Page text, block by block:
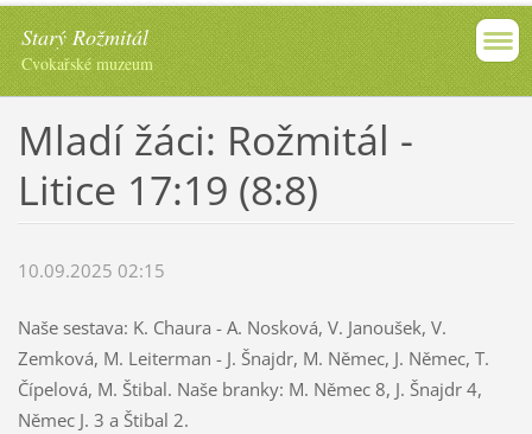
Starý Rožmitál
Cvokařské muzeum
Mladí žáci: Rožmitál -
Litice 17:19 (8:8)
10.09.2025 02:15
Naše sestava: K. Chaura - A. Nosková, V. Janoušek, V.
Zemková, M. Leiterman - J. Šnajdr, M. Němec, J. Němec, T.
Čípelová, M. Štibal. Naše branky: M. Němec 8, J. Šnajdr 4,
Němec J. 3 a Štibal 2.